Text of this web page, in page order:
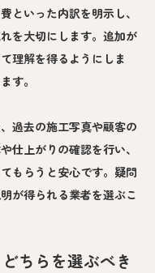
といった内訳を明示し、
を大切にします。追加が
理解を得るようにしま
す。
過去の施工写真や顧客の
仕上がりの確認を行い、
もらうと安心です。疑問
が得られる業者を選ぶこ
ちらを選ぶべき